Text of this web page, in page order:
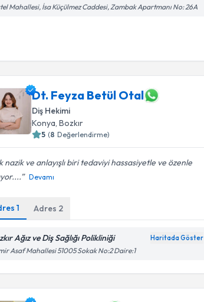
Mahallesi, İsa Küçülmez Caddesi, Zambak Apartmanı No: 26A
Dt. Feyza Betül Otal
Diş Hekimi
Konya , Bozkır
5 (8 Değerlendirme)
nazik ve anlayışlı biri tedaviyi hassasiyetle ve özenle
Devamı
1 Adres 2
Ağız ve Diş Sağlığı Polikliniği Haritada Göster
Asaf Mahallesi 51005 Sokak No:2 Daire:1